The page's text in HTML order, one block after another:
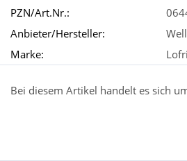
PZN/Art.Nr.:
Anbieter/Hersteller:
Marke:
Bei diesem Artikel handelt es sich